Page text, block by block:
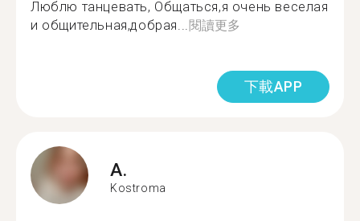
Люблю танцевать, Общаться,я очень веселая
и общительная,добрая...閱讀更多
下載APP
A.
Kostroma